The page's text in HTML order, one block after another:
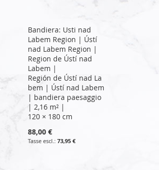
Bandiera: Usti nad
Labem Region | Ústí
nad Labem Region |
Region de Ústí nad
Labem |
Región de Ústí nad La
bem | Ústí nad Labem
| bandiera paesaggio
| 2,16 m² |
120 × 180 cm
88,00 €
73,95 €